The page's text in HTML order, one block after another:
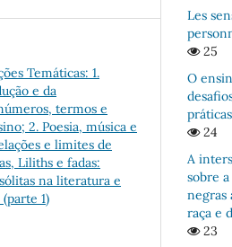
Temáticas: 1.
e da
termos e
2. Poesia, música e
e limites de
Liliths e fadas:
na literatura e
1)
Les
25
O
24
A
sobre
negras
raça e
23